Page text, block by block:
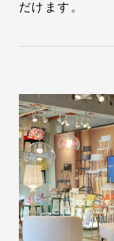
だけます。